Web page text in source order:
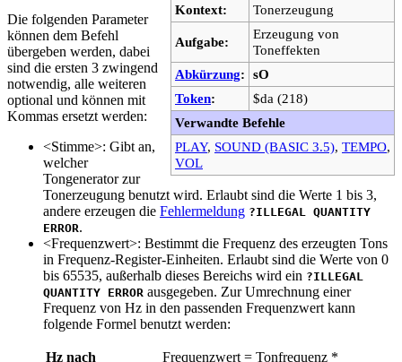
Kontext:
Tonerzeugung
Aufgabe:
Erzeugung von
Toneffekten
Abkürzung: sO
Token:
$da (218)
Verwandte Befehle
PLAY, SOUND (BASIC 3.5), TEMPO,
VOL
Die folgenden Parameter
können dem Befehl
übergeben werden, dabei
sind die ersten 3 zwingend
notwendig, alle weiteren
optional und können mit
Kommas ersetzt werden:
<Stimme>: Gibt an,
welcher
Tongenerator zur
Tonerzeugung benutzt wird. Erlaubt sind die Werte 1 bis 3,
andere erzeugen die Fehlermeldung ?ILLEGAL QUANTITY
ERROR.
<Frequenzwert>: Bestimmt die Frequenz des erzeugten Tons
in Frequenz-Register-Einheiten. Erlaubt sind die Werte von 0
bis 65535, außerhalb dieses Bereichs wird ein ?ILLEGAL
QUANTITY ERROR ausgegeben. Zur Umrechnung einer
Frequenz von Hz in den passenden Frequenzwert kann
folgende Formel benutzt werden:
Hz nach
Frequenzwert = Tonfrequenz *